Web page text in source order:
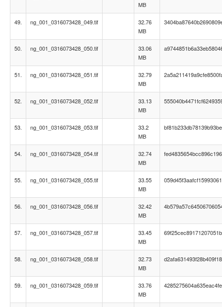
MB
49. ng_001_0316073428_049.tif
32.76
MB
50. ng_001_0316073428_050.tif
33.06
MB
51. ng_001_0316073428_051.tif
32.79
MB
52. ng_001_0316073428_052.tif
33.13
MB
53. ng_001_0316073428_053.tif
33.2
MB
54. ng_001_0316073428_054.tif
32.74
MB
55. ng_001_0316073428_055.tif
33.55
MB
56. ng_001_0316073428_056.tif
32.42
MB
57. ng_001_0316073428_057.tif
33.45
MB
58. ng_001_0316073428_058.tif
32.73
MB
59. ng_001_0316073428_059.tif
33.76
MB